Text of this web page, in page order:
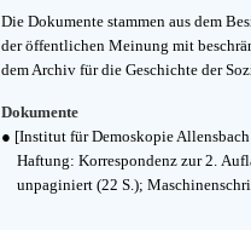
Die Dokumente stammen aus dem
der öffentlichen Meinung mit
dem Archiv für die Geschichte der
Dokumente
● [Institut für Demoskopie
Haftung: Korrespondenz zur 2.
unpaginiert (22 S.);